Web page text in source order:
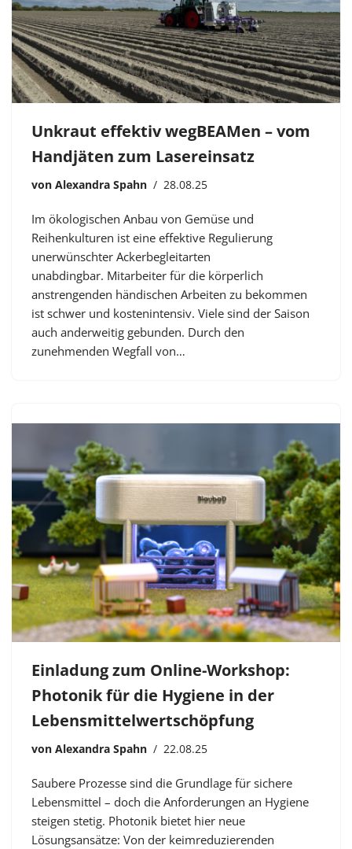
Unkraut effektiv wegBEAMen – vom
Handjäten zum Lasereinsatz
von Alexandra Spahn 28.08.25
Im ökologischen Anbau von Gemüse und
Reihenkulturen ist eine effektive Regulierung
unerwünschter Ackerbegleitarten
unabdingbar. Mitarbeiter für die körperlich
anstrengenden händischen Arbeiten zu bekommen
ist schwer und kostenintensiv. Viele sind der Saison
auch anderweitig gebunden. Durch den
zunehmenden Wegfall von…
Einladung zum Online-Workshop:
Photonik für die Hygiene in der
Lebensmittelwertschöpfung
von Alexandra Spahn 22.08.25
Saubere Prozesse sind die Grundlage für sichere
Lebensmittel – doch die Anforderungen an Hygiene
steigen stetig. Photonik bietet hier neue
Lösungsansätze: Von der keimreduzierenden